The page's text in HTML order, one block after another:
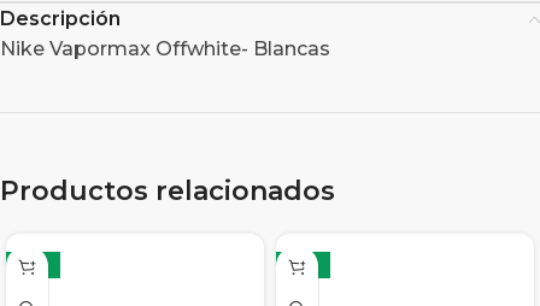
Descripción
Nike Vapormax Offwhite- Blancas
Productos relacionados
-13% -13%